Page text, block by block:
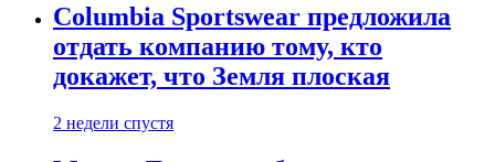
Columbia Sportswear предложила
отдать компанию тому, кто
докажет, что Земля плоская
2 недели спустя